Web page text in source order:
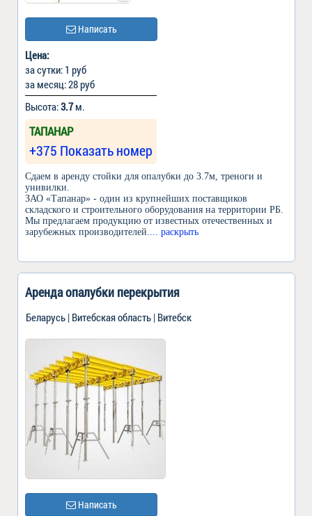
Написать
Цена:
за сутки: 1 руб
за месяц: 28 руб
Высота:3.7м.
ТАПАНАР
+375 Показать номер
Сдаем в аренду стойки для опалубки до 3.7м, треноги и
унивилки.
ЗАО «Тапанар» - один из крупнейших поставщиков
складского и строительного оборудования на территории РБ.
Мы предлагаем продукцию от известных отечественных и
зарубежных производителей.... раскрыть
Аренда опалубки перекрытия
Беларусь | Витебская область | Витебск
Написать